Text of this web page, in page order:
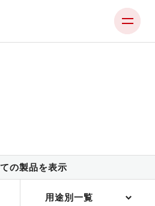
の製品を表示
用途別一覧